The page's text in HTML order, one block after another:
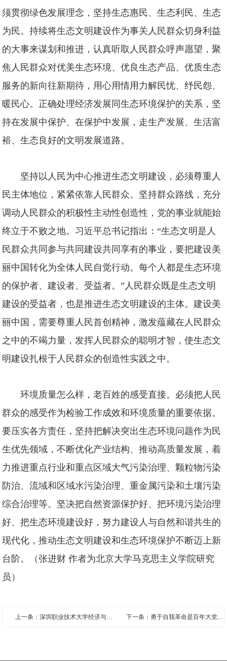
须贯彻绿色发展理念，坚持生态惠民、生态利民、生态
为民。持续将生态文明建设作为事关人民群众切身利益
的大事来谋划和推进，认真听取人民群众呼声愿望，聚
焦人民群众对优美生态环境、优良生态产品、优质生态
服务的新向往新期待，用心用情用力解民忧、纾民怨、
暖民心。正确处理经济发展同生态环境保护的关系，坚
持在发展中保护、在保护中发展，走生产发展、生活富
裕、生态良好的文明发展道路。
坚持以人民为中心推进生态文明建设，必须尊重人
民主体地位，紧紧依靠人民群众。坚持群众路线，充分
调动人民群众的积极性主动性创造性，党的事业就能始
终立于不败之地。习近平总书记指出：“生态文明是人
民群众共同参与共同建设共同享有的事业，要把建设美
丽中国转化为全体人民自觉行动。每个人都是生态环境
的保护者、建设者、受益者。”人民群众既是生态文明
建设的受益者，也是推进生态文明建设的主体。建设美
丽中国，需要尊重人民首创精神，激发蕴藏在人民群众
之中的不竭力量，发挥人民群众的聪明才智，使生态文
明建设扎根于人民群众的创造性实践之中。
环境质量怎么样，老百姓的感受直接。必须把人民
群众的感受作为检验工作成效和环境质量的重要依据。
要压实各方责任，坚持把解决突出生态环境问题作为民
生优先领域，不断优化产业结构、推动高质量发展，着
力推进重点行业和重点区域大气污染治理、颗粒物污染
防治、流域和区域水污染治理、重金属污染和土壤污染
综合治理等。坚决把自然资源保护好、把环境污染治理
好、把生态环境建设好，努力建设人与自然和谐共生的
现代化，推动生态文明建设和生态环境保护不断迈上新
台阶。（张进财 作者为北京大学马克思主义学院研究
员）
上一条：深圳职业技术大学经济与社会发展研究院 殷鸿炜书记来我司考察调研 下一条： 勇于自我革命是百年大党风华正茂的成功秘诀